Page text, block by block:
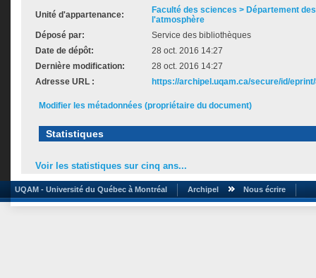
Unité d'appartenance:
Faculté des sciences > Département
l'atmosphère
Déposé par:
Service des bibliothèques
Date de dépôt:
28 oct. 2016 14:27
Dernière modification:
28 oct. 2016 14:27
Adresse URL :
https://archipel.uqam.ca/secure/id/
Modifier les métadonnées (propriétaire du document)
Statistiques
Voir les statistiques sur cinq ans...
UQAM - Université du Québec à Montréal Archipel Nous écrire